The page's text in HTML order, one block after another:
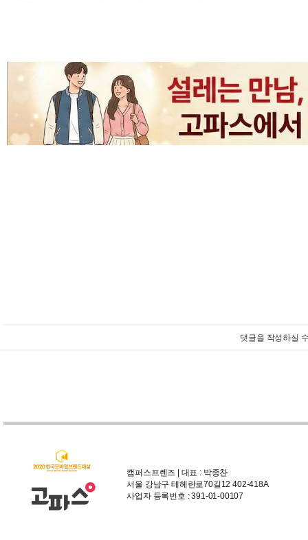
댓글을 작성하실
캠퍼스프렌즈 | 대표 : 박종찬
서울 강남구 테헤란로70길12 402-418A
사업자 등록번호 : 391-01-00107